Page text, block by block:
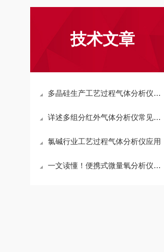
技术文章
多晶硅生产工艺过程气体分析仪应用与选型
详述多组分红外气体分析仪常见故障及相应解决措施
氯碱行业工艺过程气体分析仪应用
一文读懂！便携式微量氧分析仪各部件的功能特点介绍